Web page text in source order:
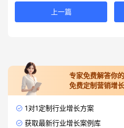
上一篇
专家免费解答你
免费定制营销增
1对1定制行业增长方案
获取最新行业增长案例库